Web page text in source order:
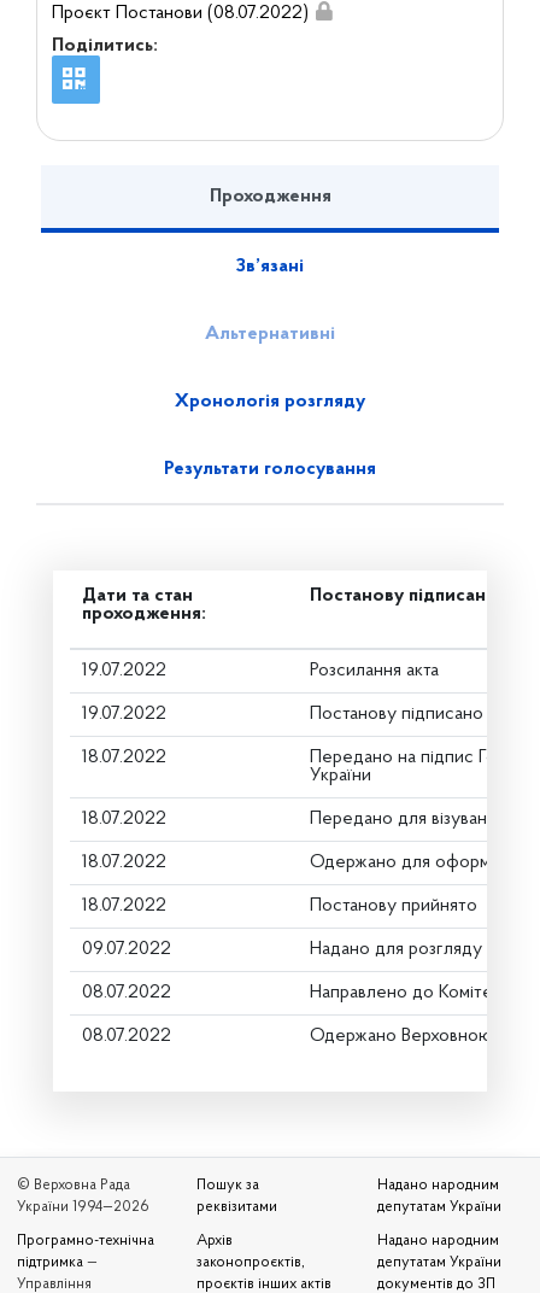
Проєкт Постанови (08.07.2022)
Поділитись:
Проходження
Зв’язані
Альтернативні
Хронологія розгляду
Результати голосування
Дати та стан
проходження:
Постанову підписано
19.07.2022 Розсилання акта
19.07.2022 Постанову підписано
18.07.2022
Передано на підпис Голові
України
18.07.2022 Передано для візування в
18.07.2022 Одержано для оформлення
18.07.2022 Постанову прийнято
09.07.2022 Надано для розгляду
08.07.2022 Направлено до Комітету
08.07.2022 Одержано Верховною
© Верховна Рада
України 1994—2026
Програмно-технічна
підтримка —
Управління
Пошук за
реквізитами
Архів
законопроєктів,
проєктів інших актів
Надано народним
депутатам України
Надано народним
депутатам України
документів до ЗП